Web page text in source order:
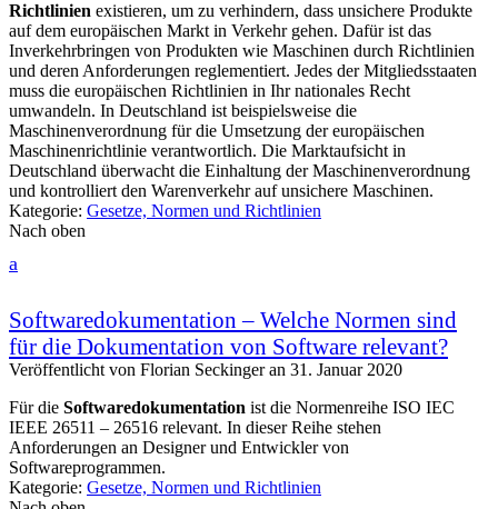
Richtlinien existieren, um zu verhindern, dass unsichere Produkte
auf dem europäischen Markt in Verkehr gehen. Dafür ist das
Inverkehrbringen von Produkten wie Maschinen durch Richtlinien
und deren Anforderungen reglementiert. Jedes der Mitgliedsstaaten
muss die europäischen Richtlinien in Ihr nationales Recht
umwandeln. In Deutschland ist beispielsweise die
Maschinenverordnung für die Umsetzung der europäischen
Maschinenrichtlinie verantwortlich. Die Marktaufsicht in
Deutschland überwacht die Einhaltung der Maschinenverordnung
und kontrolliert den Warenverkehr auf unsichere Maschinen.
Kategorie: Gesetze, Normen und Richtlinien
Nach oben
a
Softwaredokumentation – Welche Normen sind
für die Dokumentation von Software relevant?
Veröffentlicht von Florian Seckingeran 31. Januar 2020
Für die Softwaredokumentation ist die Normenreihe ISO IEC
IEEE 26511 – 26516 relevant. In dieser Reihe stehen
Anforderungen an Designer und Entwickler von
Softwareprogrammen.
Kategorie: Gesetze, Normen und Richtlinien